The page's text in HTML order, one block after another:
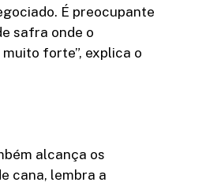
É preocupante
safra onde o
forte”, explica o
alcança os
cana, lembra a